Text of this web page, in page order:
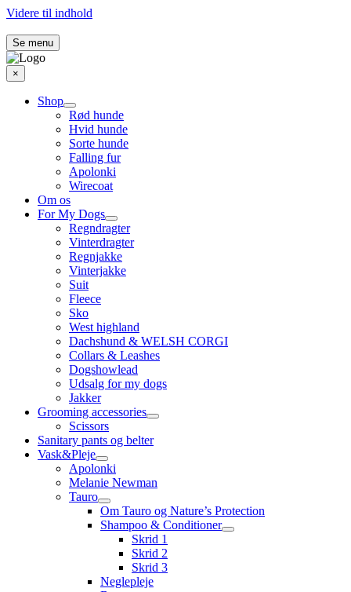
Videre til indhold
Se menu
×
Shop
Rød hunde
Hvid hunde
Sorte hunde
Falling fur
Apolonki
Wirecoat
Om os
For My Dogs
Regndragter
Vinterdragter
Regnjakke
Vinterjakke
Suit
Fleece
Sko
West highland
Dachshund & WELSH CORGI
Collars & Leashes
Dogshowlead
Udsalg for my dogs
Jakker
Grooming accessories
Scissors
Sanitary pants og belter
Vask&Pleje
Apolonki
Melanie Newman
Tauro
Om Tauro og Nature’s Protection
Shampoo & Conditioner
Skrid 1
Skrid 2
Skrid 3
Neglepleje